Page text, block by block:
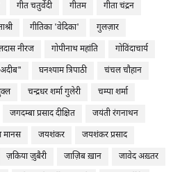
गीत चतुर्वेदी गीतम
गीता चंद्रन
गीतिका 'वेदिका'
गुलज़ार
नीरज गोपीनाथ महांति
गोविंदाचार्य
घनश्याम त्रिपाठी
चंचल चौहान
चन्द्रधर शर्मा गुलेरी
चम्पा शर्मा
जगदम्बा प्रसाद दीक्षित
जयंती रंगनाथन
मानस जयशंकर
जयशंकर प्रसाद
ज़किया ज़ुबैरी जाज़िब ख़ान
जावेद अख़्तर